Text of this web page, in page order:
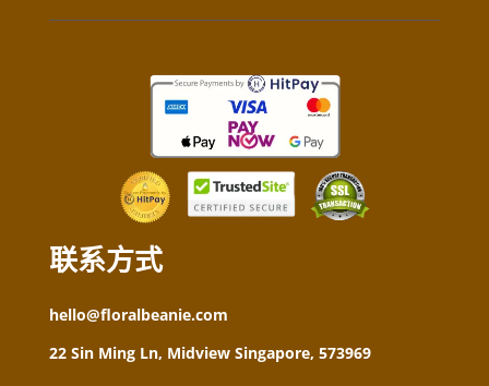
联系方式
hello@floralbeanie.com
22 Sin Ming Ln, Midview Singapore, 573969